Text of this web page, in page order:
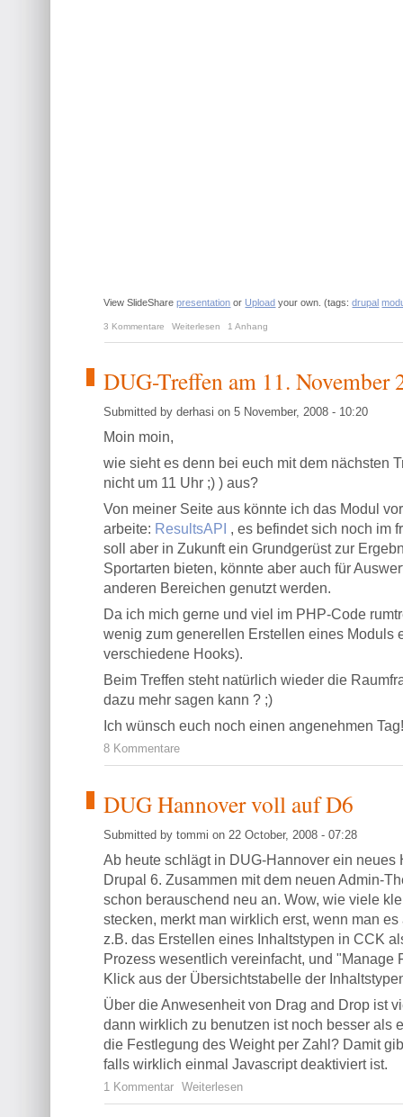
View SlideSharepresentation or Upload your own. (tags:drupal
3 Kommentare Weiterlesen 1 Anhang
DUG-Treffen am 11. November
Submitted by derhasi on 5 November, 2008 - 10:20
Moin moin,
wie sieht es denn bei euch mit dem nächsten
nicht um 11 Uhr ;) ) aus?
Von meiner Seite aus könnte ich das Modul
arbeite: ResultsAPI , es befindet sich noch im
soll aber in Zukunft ein Grundgerüst zur
Sportarten bieten, könnte aber auch für
anderen Bereichen genutzt werden.
Da ich mich gerne und viel im PHP-Code
wenig zum generellen Erstellen eines Moduls
verschiedene Hooks).
Beim Treffen steht natürlich wieder die
dazu mehr sagen kann ? ;)
Ich wünsch euch noch einen angenehmen
8 Kommentare
DUG Hannover voll auf D6
Submitted by tommi on 22 October, 2008 - 07:28
Ab heute schlägt in DUG-Hannover ein neues
Drupal 6. Zusammen mit dem neuen Admin-
schon berauschend neu an. Wow, wie viele
stecken, merkt man wirklich erst, wenn man
z.B. das Erstellen eines Inhaltstypen in CCK
Prozess wesentlich vereinfacht, und "Manage
Klick aus der Übersichtstabelle der
Über die Anwesenheit von Drag and Drop ist
dann wirklich zu benutzen ist noch besser als
die Festlegung des Weight per Zahl? Damit
falls wirklich einmal Javascript deaktiviert ist.
1 Kommentar Weiterlesen